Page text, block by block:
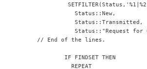
           Status::New,
           Status::Transmitted,
Status::"Request
// End of the lines.
        IF FINDSET THEN
          REPEAT